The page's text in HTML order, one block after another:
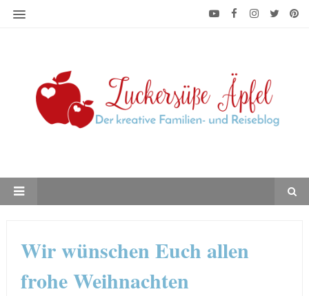
Wir wünschen Euch allen
frohe Weihnachten